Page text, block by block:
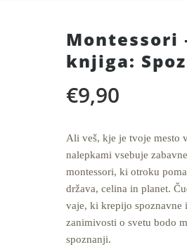
Montessori
knjiga:
€9,90
Ali veš, kje je tvoje mesto
nalepkami vsebuje
montessori, ki otroku
država, celina in planet.
vaje, ki krepijo spoznavne
zanimivosti o svetu bodo
spoznanji.